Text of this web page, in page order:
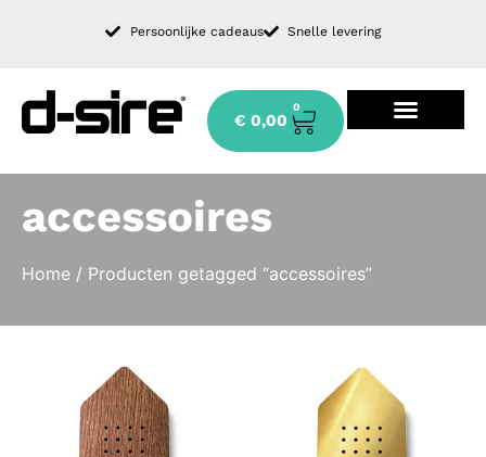
Persoonlijke cadeaus Snelle levering
€ 0,00
0
accessoires
Home / Producten getagged “accessoires”